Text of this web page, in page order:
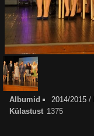
Albumid 2014/2015 /
Külastust 1375